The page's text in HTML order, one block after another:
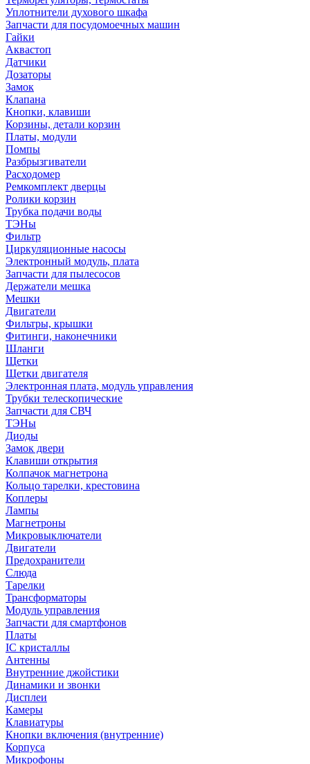
Уплотнители духового шкафа
Запчасти для посудомоечных машин
Гайки
Аквастоп
Датчики
Дозаторы
Замок
Клапана
Кнопки, клавиши
Корзины, детали корзин
Платы, модули
Помпы
Разбрызгиватели
Расходомер
Ремкомплект дверцы
Ролики корзин
Трубка подачи воды
ТЭНы
Фильтр
Циркуляционные насосы
Электронный модуль, плата
Запчасти для пылесосов
Держатели мешка
Мешки
Двигатели
Фильтры, крышки
Фитинги, наконечники
Шланги
Щетки
Щетки двигателя
Электронная плата, модуль управления
Трубки телескопические
Запчасти для СВЧ
ТЭНы
Диоды
Замок двери
Клавиши открытия
Колпачок магнетрона
Кольцо тарелки, крестовина
Коплеры
Лампы
Магнетроны
Микровыключатели
Двигатели
Предохранители
Слюда
Тарелки
Трансформаторы
Модуль управления
Запчасти для смартфонов
Платы
IC кристаллы
Антенны
Внутренние джойстики
Динамики и звонки
Дисплеи
Камеры
Клавиатуры
Кнопки включения (внутренние)
Корпуса
Микрофоны